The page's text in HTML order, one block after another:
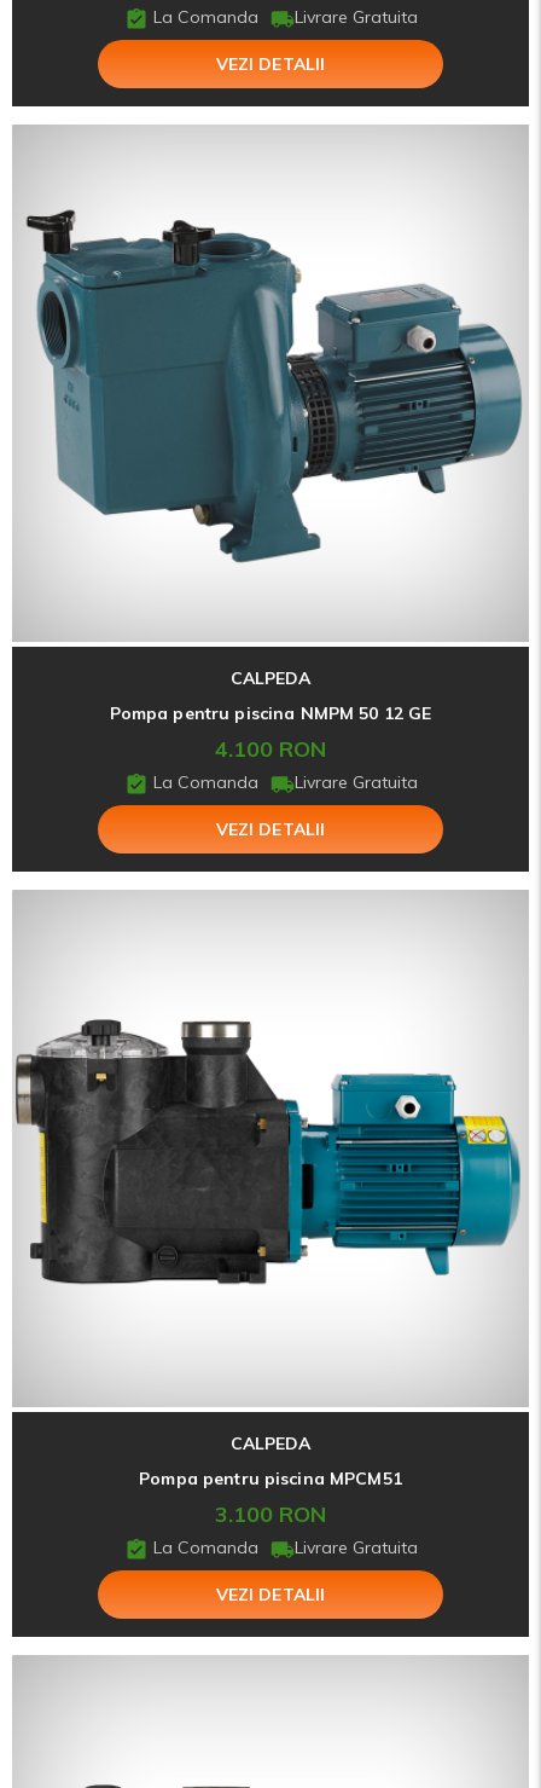
La Comanda Livrare Gratuita
VEZI DETALII
CALPEDA
Pompa pentru piscina NMPM 50 12 GE
4.100 RON
La Comanda Livrare Gratuita
VEZI DETALII
CALPEDA
Pompa pentru piscina MPCM51
3.100 RON
La Comanda Livrare Gratuita
VEZI DETALII